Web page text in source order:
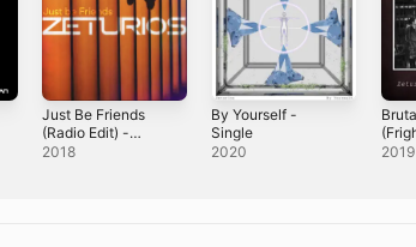
Just Be Friends
(Radio Edit) -
Single
2018
By Yourself -
Single
2020
2019